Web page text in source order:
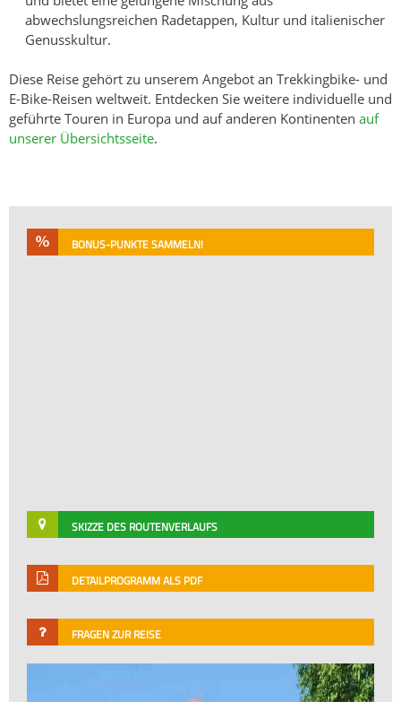
abwechslungsreichen Radetappen, Kultur und italienischer
Genusskultur.
Diese Reise gehört zu unserem Angebot an Trekkingbike- und
E-Bike-Reisen weltweit. Entdecken Sie weitere individuelle und
geführte Touren in Europa und auf anderen Kontinenten auf
unserer Übersichtsseite.
BONUS-PUNKTE SAMMELN!
SKIZZE DES ROUTENVERLAUFS
DETAILPROGRAMM ALS PDF
FRAGEN ZUR REISE